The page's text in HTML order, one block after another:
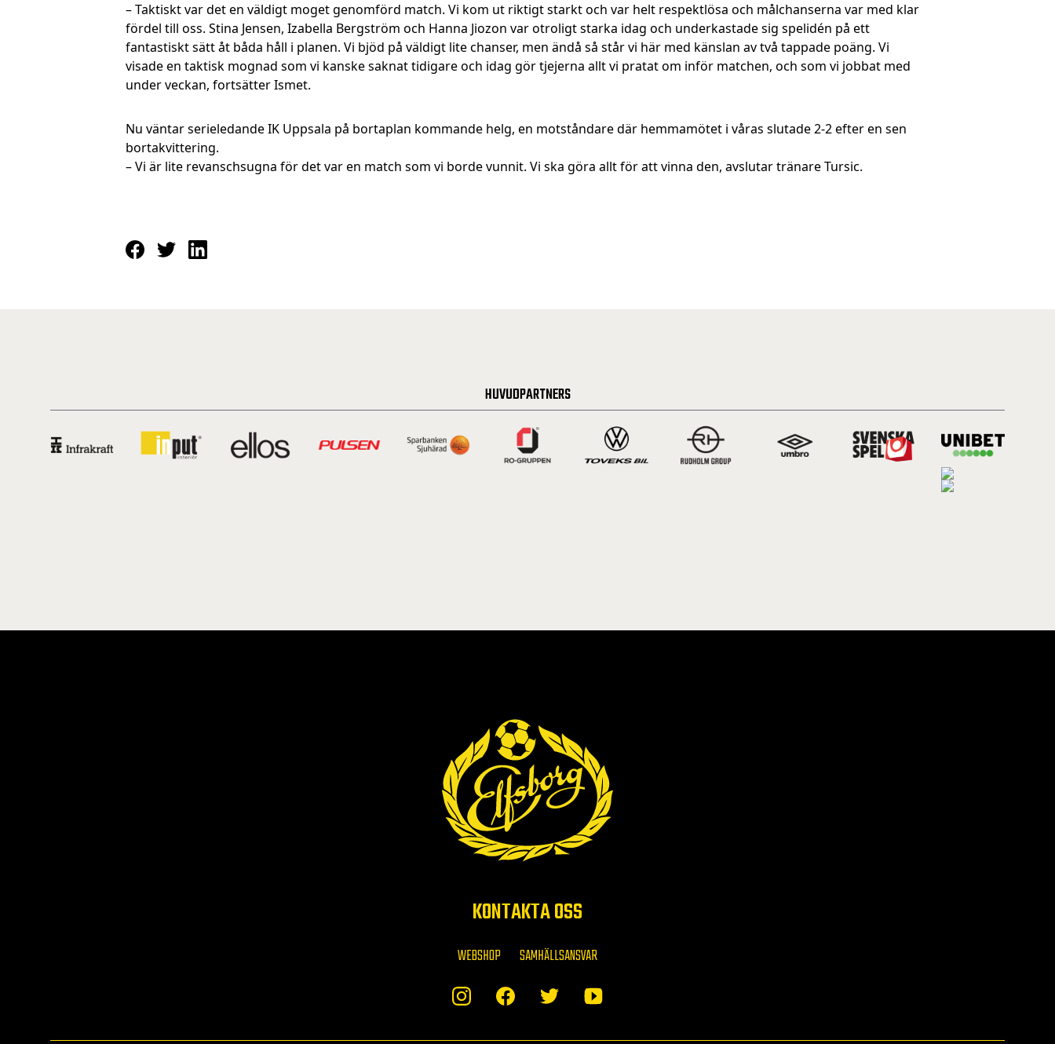
– Taktiskt var det en väldigt moget genomförd match. Vi kom ut riktigt starkt och var helt respektlösa och målchanserna var med klar
fördel till oss. Stina Jensen, Izabella Bergström och Hanna Jiozon var otroligt starka idag och underkastade sig spelidén på ett
fantastiskt sätt åt båda håll i planen. Vi bjöd på väldigt lite chanser, men ändå så står vi här med känslan av två tappade poäng. Vi
visade en taktisk mognad som vi kanske saknat tidigare och idag gör tjejerna allt vi pratat om inför matchen, och som vi jobbat med
under veckan, fortsätter Ismet.
Nu väntar serieledande IK Uppsala på bortaplan kommande helg, en motståndare där hemmamötet i våras slutade 2-2 efter en sen
bortakvittering.
– Vi är lite revanschsugna för det var en match som vi borde vunnit. Vi ska göra allt för att vinna den, avslutar tränare Tursic.
HUVUDPARTNERS
KONTAKTA OSS
WEBSHOP SAMHÄLLSANSVAR